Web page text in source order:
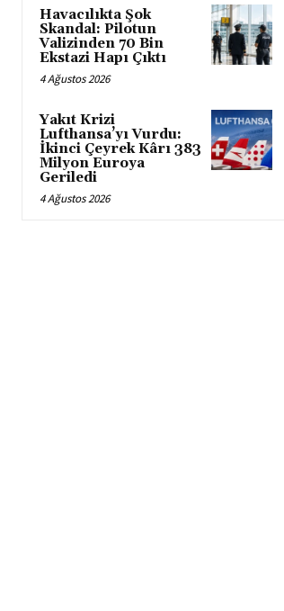
Havacılıkta Şok
Skandal: Pilotun
Valizinden 70 Bin
Ekstazi Hapı Çıktı
4 Ağustos 2026
Yakıt Krizi
Lufthansa’yı Vurdu:
İkinci Çeyrek Kârı 383
Milyon Euroya
Geriledi
4 Ağustos 2026